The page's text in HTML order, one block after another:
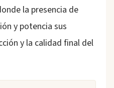
la presencia de
y potencia sus
y la calidad final del